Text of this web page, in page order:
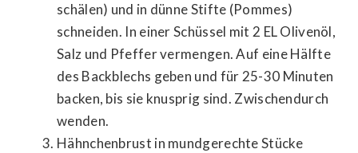
schälen) und in dünne Stifte (Pommes)
schneiden. In einer Schüssel mit 2 EL Olivenöl,
Salz und Pfeffer vermengen. Auf eine Hälfte
des Backblechs geben und für 25-30 Minuten
backen, bis sie knusprig sind. Zwischendurch
wenden.
Hähnchenbrust in mundgerechte Stücke